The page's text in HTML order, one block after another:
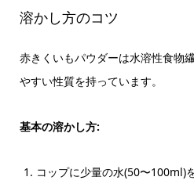
溶かし方のコツ
赤きくいもパウダーは水溶性食物
やすい性質を持っています。
基本の溶かし方:
コップに少量の水(50〜100ml)